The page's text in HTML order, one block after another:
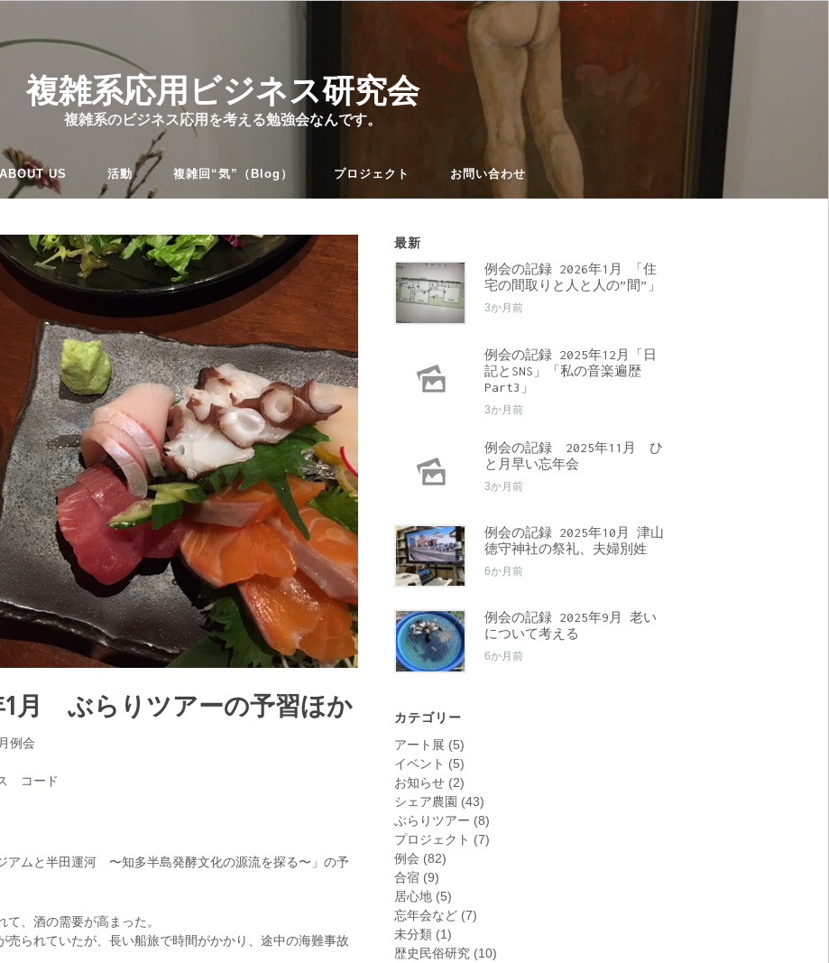
複雑系応用ビジネス研究会
複雑系のビジネス応用を考える勉強会なんです。
ABOUT US 活動 複雑回“気”（Blog） プロジェクト お問い合わせ
月 ぶらりツアーの予習ほか
例会
コード
アムと半田運河 〜知多半島発酵文化の源流を探る〜」の予
て、酒の需要が高まった。
売られていたが、長い船旅で時間がかかり、途中の海難事故
最新
例会の記録 2026年1月 「住
宅の間取りと人と人の”間”」
3か月前
例会の記録 2025年12月「日
記とSNS」「私の音楽遍歴
Part3」
3か月前
例会の記録 2025年11月 ひ
と月早い忘年会
3か月前
例会の記録 2025年10月 津山
徳守神社の祭礼、夫婦別姓
6か月前
例会の記録 2025年9月 老い
について考える
6か月前
カテゴリー
アート展 (5)
イベント (5)
お知らせ (2)
シェア農園 (43)
ぶらりツアー (8)
プロジェクト (7)
例会 (82)
合宿 (9)
居心地 (5)
忘年会など (7)
未分類 (1)
歴史民俗研究 (10)